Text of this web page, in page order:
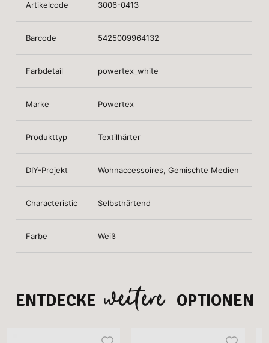
Artikelcode 3006-0413
Barcode 5425009964132
Farbdetail powertex_white
Marke Powertex
Produkttyp Textilhärter
DIY-Projekt Wohnaccessoires, Gemischte Medien
Characteristic Selbsthärtend
Farbe Weiß
ENTDECKE weitere OPTIONEN